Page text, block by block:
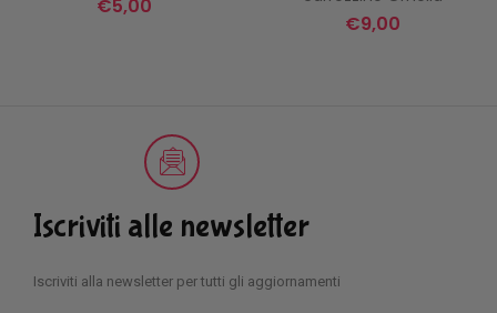
€5,00
€9,00
Iscriviti alle newsletter
Iscriviti alla newsletter per tutti gli aggiornamenti